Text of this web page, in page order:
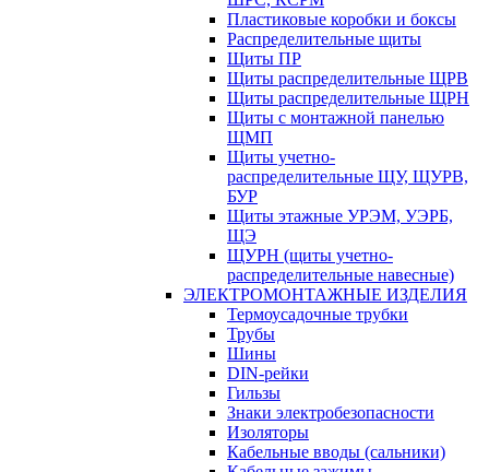
Пластиковые коробки и боксы
Распределительные щиты
Щиты ПР
Щиты распределительные ЩРВ
Щиты распределительные ЩРН
Щиты с монтажной панелью
ЩМП
Щиты учетно-
распределительные ЩУ, ЩУРВ,
БУР
Щиты этажные УРЭМ, УЭРБ,
ЩЭ
ЩУРН (щиты учетно-
распределительные навесные)
ЭЛЕКТРОМОНТАЖНЫЕ ИЗДЕЛИЯ
Термоусадочные трубки
Трубы
Шины
DIN-рейки
Гильзы
Знаки электробезопасности
Изоляторы
Кабельные вводы (сальники)